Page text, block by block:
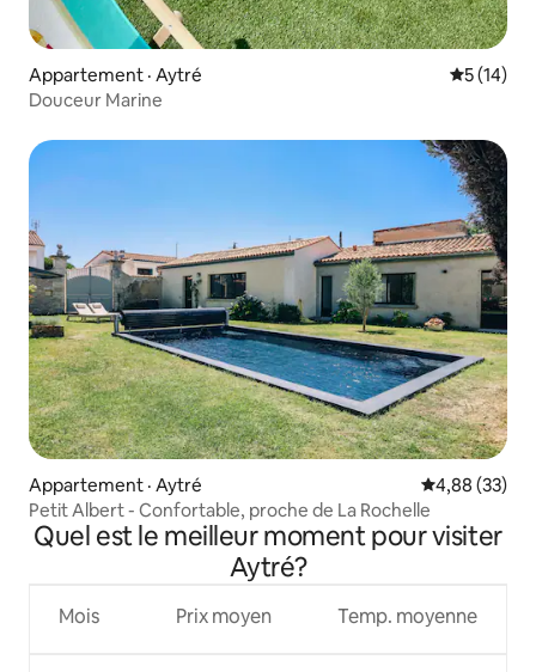
Appartement · Aytré Note
5 (14)
Douceur Marine
Appartement · Aytré Note
4,88 (33)
Petit Albert - Confortable, proche de La Rochelle
Quel est le meilleur moment pour visiter
Aytré?
Mois Prix moyen Temp. moyenne